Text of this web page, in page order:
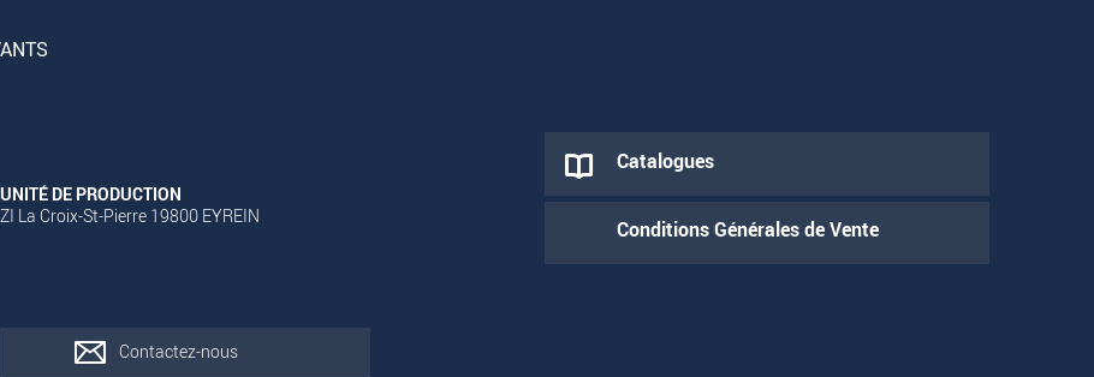
UNITÉ DE PRODUCTION
ZI La Croix-St-Pierre 19800 EYREIN
Contactez-nous
Catalogues
Conditions Générales de Vente